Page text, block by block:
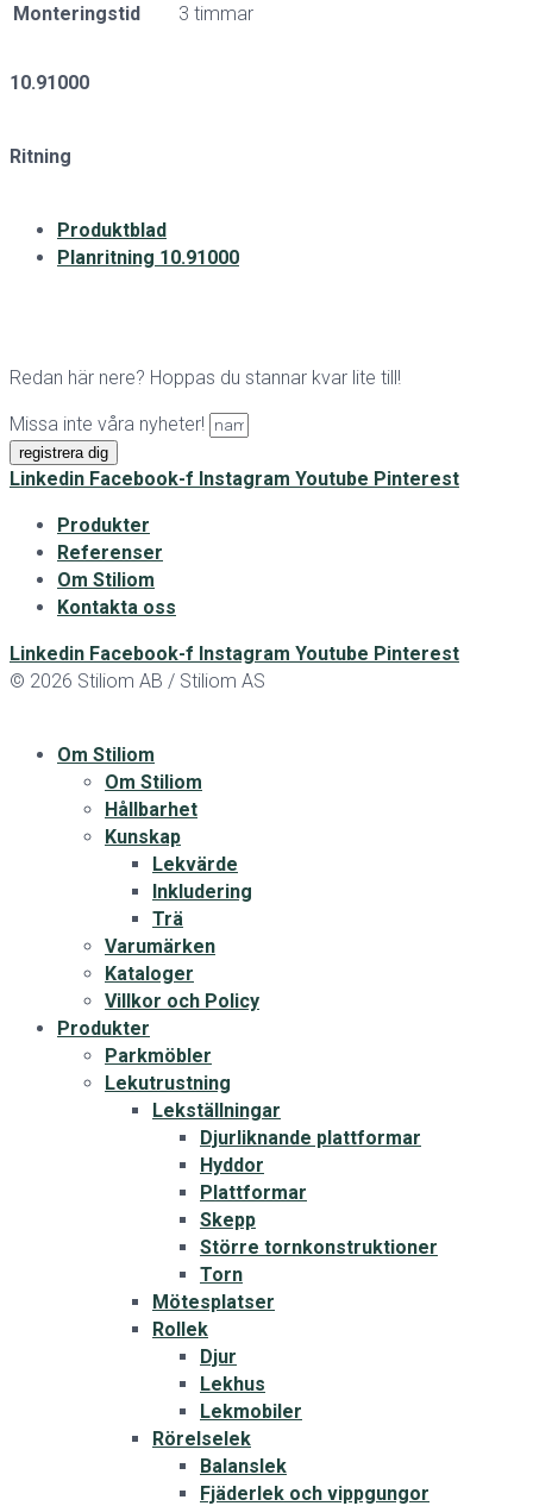
Monteringstid 3 timmar
10.91000
Ritning
Produktblad
Planritning 10.91000
Redan här nere? Hoppas du stannar kvar lite till!
Missa inte våra nyheter!
registrera dig
Linkedin Facebook-f Instagram Youtube Pinterest
Produkter
Referenser
Om Stiliom
Kontakta oss
Linkedin Facebook-f Instagram Youtube Pinterest
© 2026 Stiliom AB / Stiliom AS
Om Stiliom
Om Stiliom
Hållbarhet
Kunskap
Lekvärde
Inkludering
Trä
Varumärken
Kataloger
Villkor och Policy
Produkter
Parkmöbler
Lekutrustning
Lekställningar
Djurliknande plattformar
Hyddor
Plattformar
Skepp
Större tornkonstruktioner
Torn
Mötesplatser
Rollek
Djur
Lekhus
Lekmobiler
Rörelselek
Balanslek
Fjäderlek och vippgungor